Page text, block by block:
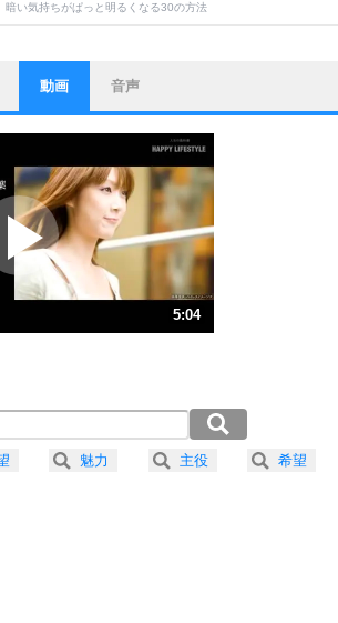
暗い気持ちがぱっと明るくなる30の方法
ストレス対策
他人と比べない。
いっそのこと、他人を見ない。
いらいらしない人になる30の方法
プラス思考
ポジティブになれない原因は、行動しないから。
ポジティブ思考になる30の方法
ストレス対策
人生、なんとかなるもの。
気楽に生きる30の方法
器の大きい人は、怒りを優しさで表現する。
プラス思考
動画 音声
5:04
分32秒）
分1秒）
分41秒）
魅力 主役 希望